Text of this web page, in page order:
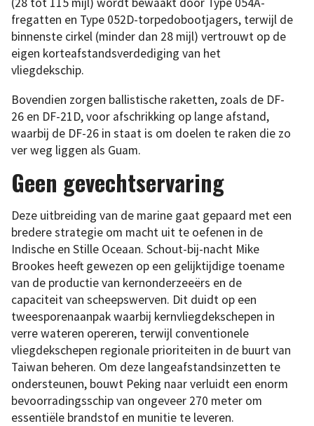
fregatten en Type 052D-torpedobootjagers, terwijl de
binnenste cirkel (minder dan 28 mijl) vertrouwt op de
eigen korteafstandsverdediging van het
vliegdekschip.
Bovendien zorgen ballistische raketten, zoals de DF-
26 en DF-21D, voor afschrikking op lange afstand,
waarbij de DF-26 in staat is om doelen te raken die zo
ver weg liggen als Guam.
Geen gevechtservaring
Deze uitbreiding van de marine gaat gepaard met een
bredere strategie om macht uit te oefenen in de
Indische en Stille Oceaan. Schout-bij-nacht Mike
Brookes heeft gewezen op een gelijktijdige toename
van de productie van kernonderzeeërs en de
capaciteit van scheepswerven. Dit duidt op een
tweesporenaanpak waarbij kernvliegdekschepen in
verre wateren opereren, terwijl conventionele
vliegdekschepen regionale prioriteiten in de buurt van
Taiwan beheren. Om deze langeafstandsinzetten te
ondersteunen, bouwt Peking naar verluidt een enorm
bevoorradingsschip van ongeveer 270 meter om
essentiële brandstof en munitie te leveren.